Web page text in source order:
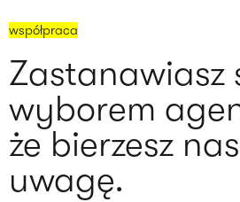
współpraca
Zastanawiasz
wyborem
że bierzesz
uwagę.